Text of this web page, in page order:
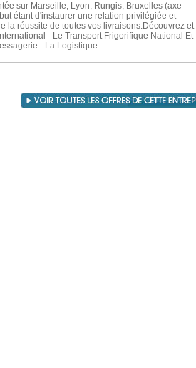
sur Marseille, Lyon, Rungis, Bruxelles (axe
étant d'instaurer une relation privilégiée et
la réussite de toutes vos livraisons.Découvrez et
- Le Transport Frigorifique National Et
- La Logistique